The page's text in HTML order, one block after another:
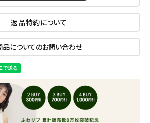
返品特約について
品についてのお問い合わせ